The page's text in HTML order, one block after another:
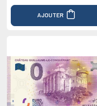
AJOUTER